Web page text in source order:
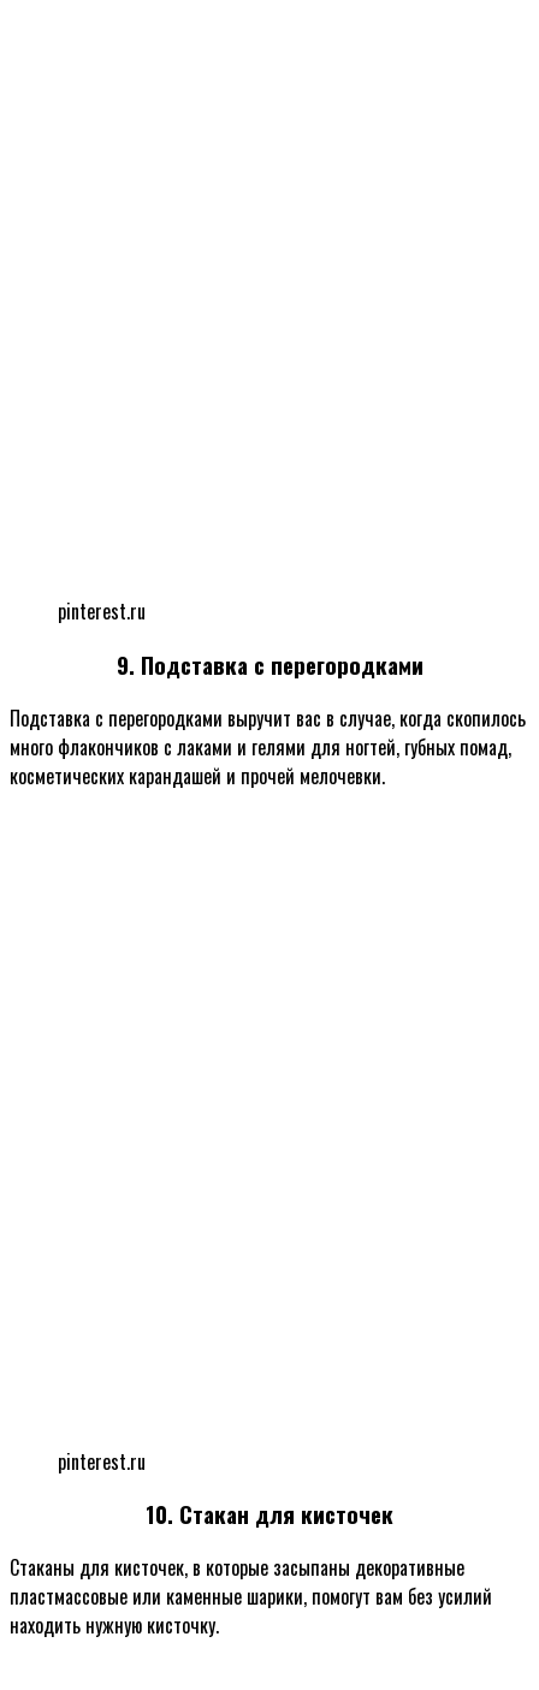
pinterest.ru
9. Подставка с перегородками
Подставка с перегородками выручит вас в случае, когда скопилось
много флакончиков с лаками и гелями для ногтей, губных помад,
косметических карандашей и прочей мелочевки.
pinterest.ru
10. Стакан для кисточек
Стаканы для кисточек, в которые засыпаны декоративные
пластмассовые или каменные шарики, помогут вам без усилий
находить нужную кисточку.